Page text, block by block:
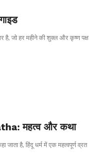
है, जो हर महीने की शुक्ल और कृष्ण पक्ष
महत्व और कथा
जाता है, हिंदू धर्म में एक महत्वपूर्ण व्रत